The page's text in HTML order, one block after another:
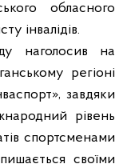
обласного
інвалідів.
наголосив на
регіоні
завдяки
рівень
спортсменами
своїми